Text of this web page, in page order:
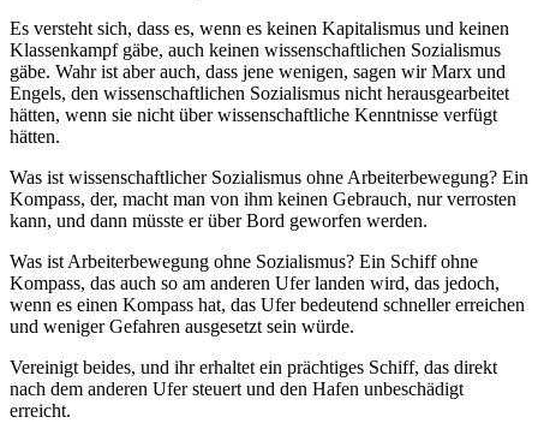
Es versteht sich, dass es, wenn es keinen Kapitalismus und keinen
Klassenkampf gäbe, auch keinen wissenschaftlichen Sozialismus
gäbe. Wahr ist aber auch, dass jene wenigen, sagen wir Marx und
Engels, den wissenschaftlichen Sozialismus nicht herausgearbeitet
hätten, wenn sie nicht über wissenschaftliche Kenntnisse verfügt
hätten.
Was ist wissenschaftlicher Sozialismus ohne Arbeiterbewegung? Ein
Kompass, der, macht man von ihm keinen Gebrauch, nur verrosten
kann, und dann müsste er über Bord geworfen werden.
Was ist Arbeiterbewegung ohne Sozialismus? Ein Schiff ohne
Kompass, das auch so am anderen Ufer landen wird, das jedoch,
wenn es einen Kompass hat, das Ufer bedeutend schneller erreichen
und weniger Gefahren ausgesetzt sein würde.
Vereinigt beides, und ihr erhaltet ein prächtiges Schiff, das direkt
nach dem anderen Ufer steuert und den Hafen unbeschädigt
erreicht.